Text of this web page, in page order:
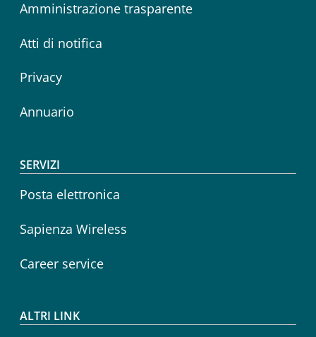
Amministrazione trasparente
Atti di notifica
Privacy
Annuario
SERVIZI
Posta elettronica
Sapienza Wireless
Career service
ALTRI LINK